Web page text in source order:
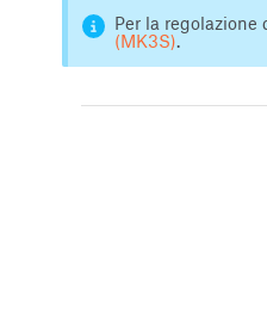
Per la
(MK3S).